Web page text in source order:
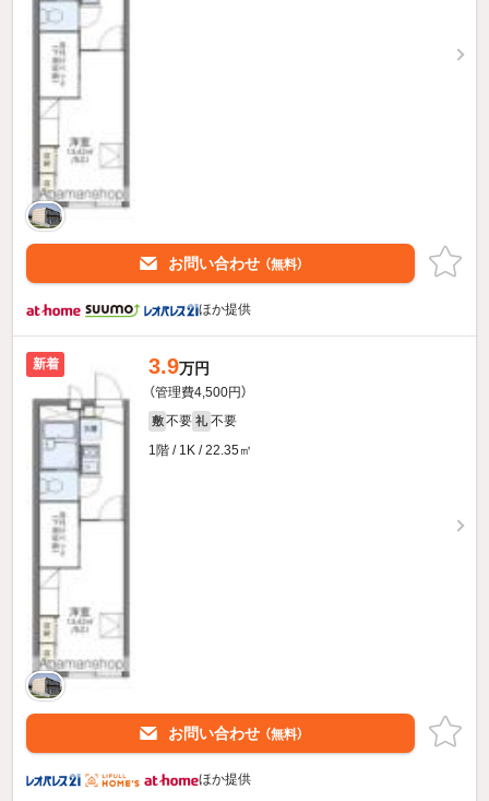
お問い合わせ （無料）
ほか提供
新着 3.9万円
（管理費4,500円）
敷 不要 礼 不要
1階 / 1K / 22.35㎡
お問い合わせ （無料）
ほか提供